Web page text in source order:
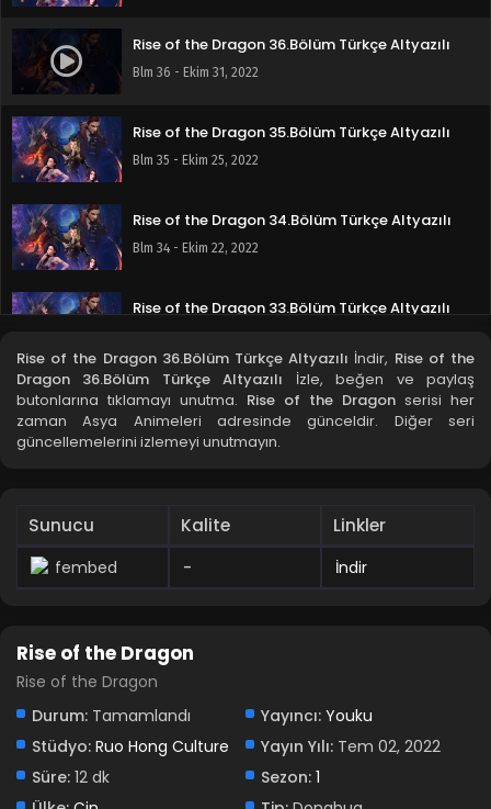
Rise of the Dragon 36.Bölüm Türkçe Altyazılı
Blm 36 - Ekim 31, 2022
Rise of the Dragon 35.Bölüm Türkçe Altyazılı
Blm 35 - Ekim 25, 2022
Rise of the Dragon 34.Bölüm Türkçe Altyazılı
Blm 34 - Ekim 22, 2022
Rise of the Dragon 33.Bölüm Türkçe Altyazılı
Rise of the Dragon 32.Bölüm Türkçe Altyazılı
Blm 32 - Ekim 15, 2022
Rise of the Dragon 30.Bölüm Türkçe Altyazılı
Rise of the Dragon 29.Bölüm Türkçe Altyazılı
Blm 29 - Ekim 4, 2022
Rise of the Dragon 28.Bölüm Türkçe Altyazılı
Blm 28 - Ekim 2, 2022
Rise of the Dragon 36.Bölüm Türkçe Altyazılı İndir, Rise of the
Dragon 36.Bölüm Türkçe Altyazılı İzle, beğen ve paylaş
butonlarına tıklamayı unutma. Rise of the Dragon serisi her
zaman Asya Animeleri adresinde günceldir. Diğer seri
güncellemelerini izlemeyi unutmayın.
Sunucu Kalite Linkler
fembed - İndir
Rise of the Dragon
Rise of the Dragon
Durum: Tamamlandı Yayıncı: Youku
Stüdyo: Ruo Hong Culture Yayın Yılı: Tem 02, 2022
Süre: 12 dk Sezon: 1